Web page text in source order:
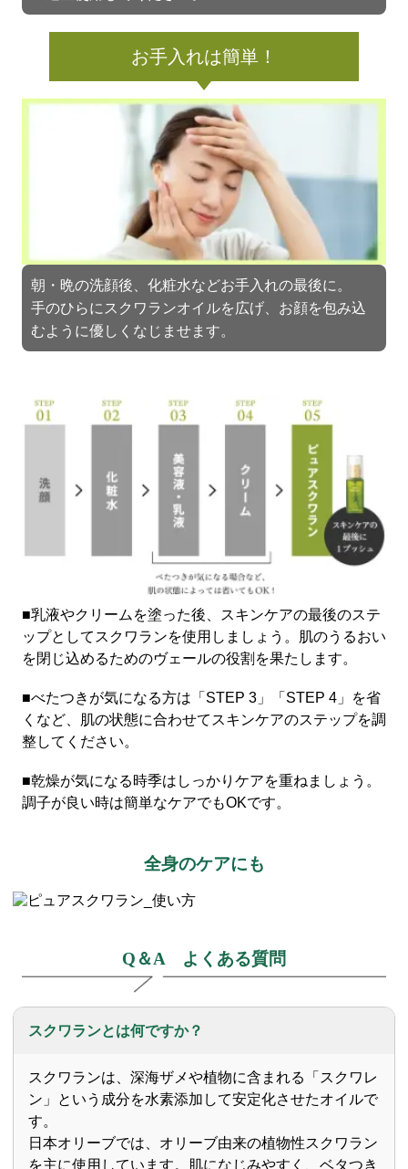
お手入れは簡単！
朝・晩の洗顔後、化粧水などお手入れの最後に。
手のひらにスクワランオイルを広げ、お顔を包み込
むように優しくなじませます。
■乳液やクリームを塗った後、スキンケアの最後のステ
ップとしてスクワランを使用しましょう。肌のうるおい
を閉じ込めるためのヴェールの役割を果たします。
■べたつきが気になる方は「STEP 3」「STEP 4」を省
くなど、肌の状態に合わせてスキンケアのステップを調
整してください。
■乾燥が気になる時季はしっかりケアを重ねましょう。
調子が良い時は簡単なケアでもOKです。
全身のケアにも
Q＆A よくある質問
スクワランとは何ですか？
スクワランは、深海ザメや植物に含まれる「スクワレ
ン」という成分を水素添加して安定化させたオイルで
す。
日本オリーブでは、オリーブ由来の植物性スクワラン
を主に使用しています。肌になじみやすく、ベタつき